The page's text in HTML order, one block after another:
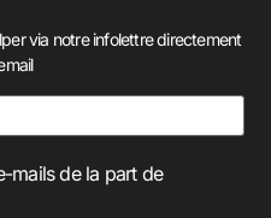
via notre infolettre directement
mails de la part de